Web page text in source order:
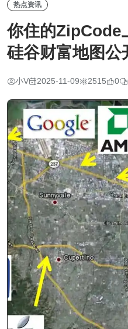
热点资讯
你住的ZipCode
硅谷财富地图公
小V 2025-11-09 2515 0